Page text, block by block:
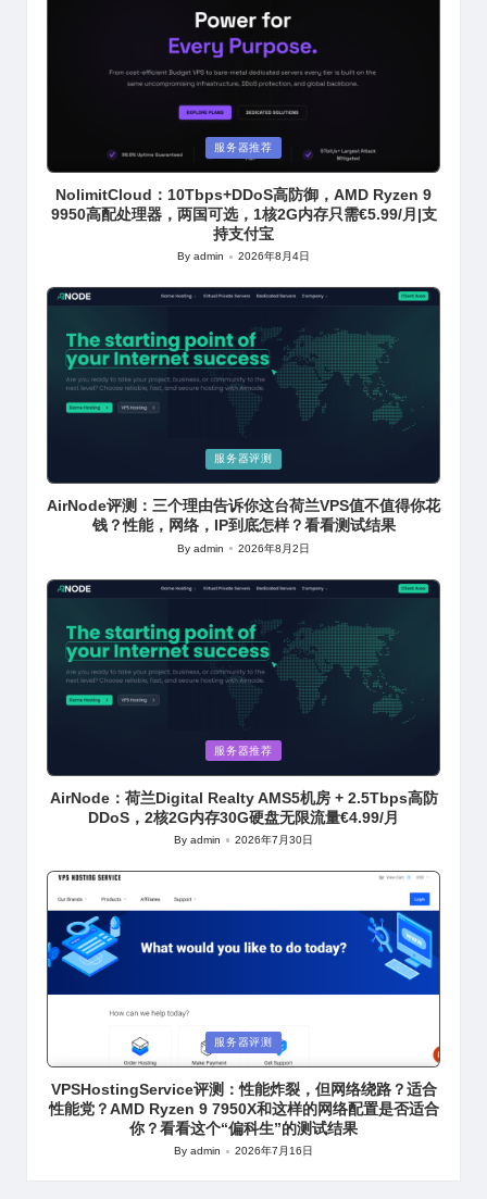
Posted
in
服务器推荐
NolimitCloud：10Tbps+DDoS高防御，AMD Ryzen 9
9950高配处理器，两国可选，1核2G内存只需€5.99/月|支
持支付宝
Posted
Byadmin 2026年8月4日
in
服务器评测
AirNode评测：三个理由告诉你这台荷兰VPS值不值得你花
钱？性能，网络，IP到底怎样？看看测试结果
Posted
Byadmin 2026年8月2日
in
服务器推荐
AirNode：荷兰Digital Realty AMS5机房 + 2.5Tbps高防
DDoS，2核2G内存30G硬盘无限流量€4.99/月
Posted
Byadmin 2026年7月30日
in
服务器评测
VPSHostingService评测：性能炸裂，但网络绕路？适合
性能党？AMD Ryzen 9 7950X和这样的网络配置是否适合
你？看看这个“偏科生”的测试结果
Posted
Byadmin 2026年7月16日